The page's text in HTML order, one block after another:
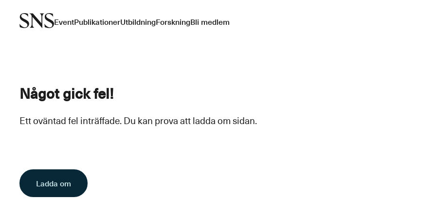
EventPublikationerUtbildningForskningBli medlem
Något gick fel!
Ett oväntad fel inträffade. Du kan prova att ladda om sidan.
Ladda om